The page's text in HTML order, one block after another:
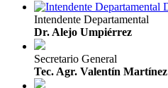
Intendente Departamental
Dr. Alejo Umpiérrez
Secretario General
Tec. Agr. Valentín Martínez